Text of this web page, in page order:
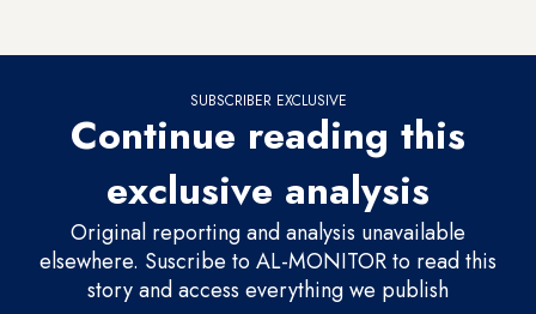
SUBSCRIBER EXCLUSIVE
Continue reading this
exclusive analysis
Original reporting and analysis unavailable
elsewhere. Suscribe to AL-MONITOR to read this
story and access everything we publish